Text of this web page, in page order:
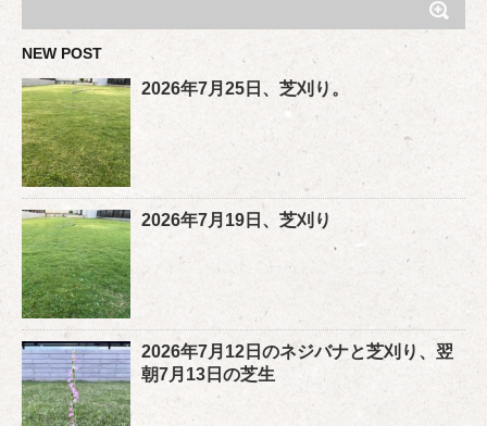
NEW POST
2026年7月25日、芝刈り。
2026年7月19日、芝刈り
2026年7月12日のネジバナと芝刈り、翌
朝7月13日の芝生